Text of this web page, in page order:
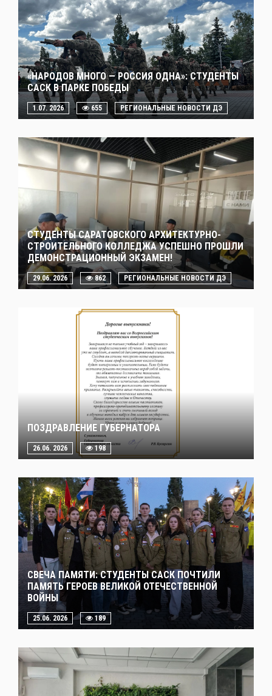
«НАРОДОВ МНОГО — РОССИЯ ОДНА»: СТУДЕНТЫ
САСК В ПАРКЕ ПОБЕДЫ
1.07. 2026 655 РЕГИОНАЛЬНЫЕ НОВОСТИ ДЭ
СТУДЕНТЫ САРАТОВСКОГО АРХИТЕКТУРНО-
СТРОИТЕЛЬНОГО КОЛЛЕДЖА УСПЕШНО ПРОШЛИ
ДЕМОНСТРАЦИОННЫЙ ЭКЗАМЕН!
29.06. 2026 862 РЕГИОНАЛЬНЫЕ НОВОСТИ ДЭ
ПОЗДРАВЛЕНИЕ ГУБЕРНАТОРА
26.06. 2026 198
СВЕЧА ПАМЯТИ: СТУДЕНТЫ САСК ПОЧТИЛИ
ПАМЯТЬ ГЕРОЕВ ВЕЛИКОЙ ОТЕЧЕСТВЕННОЙ
ВОЙНЫ
25.06. 2026 189